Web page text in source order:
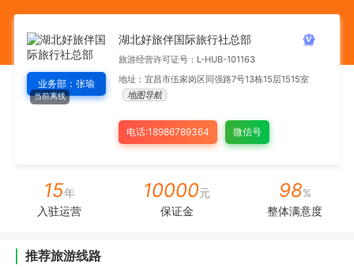
当前离线
业务部：张瑜
湖北好旅伴国际旅行社总部
旅游经营许可证号：L-HUB-101163
地址：宜昌市伍家岗区同强路7号13栋15层1515室
地图导航
电话:18986789364 微信号
15年
入驻运营
10000元
保证金
98%
整体满意度
推荐旅游线路